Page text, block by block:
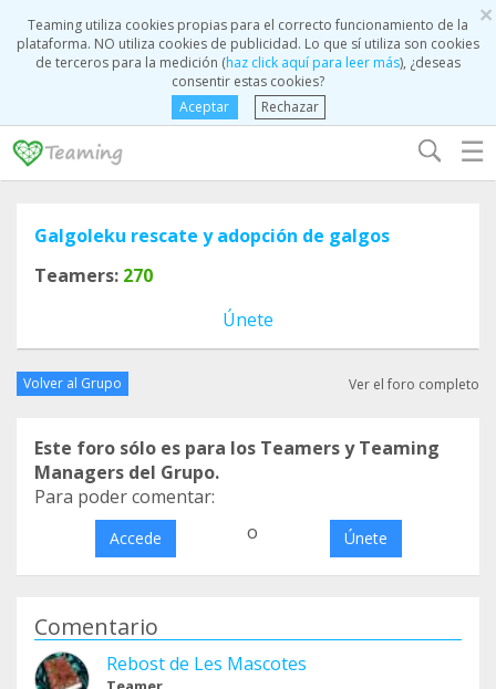
×
Teaming utiliza cookies propias para el correcto funcionamiento de la
plataforma. NO utiliza cookies de publicidad. Lo que sí utiliza son cookies
de terceros para la medición (haz click aquí para leer más), ¿deseas
consentir estas cookies?
Aceptar
Rechazar
☰
Galgoleku rescate y adopción de galgos
Teamers: 270
Únete
Volver al Grupo Ver el foro completo
Este foro sólo es para los Teamers y Teaming
Managers del Grupo.
Para poder comentar:
Accede o Únete
Comentario
Rebost de Les Mascotes